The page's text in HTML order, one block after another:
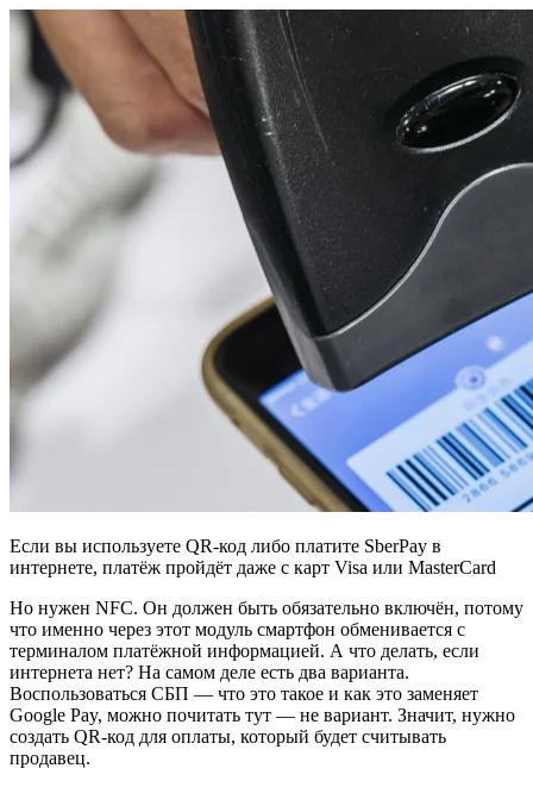
Если вы используете QR-код либо платите SberPay в
интернете, платёж пройдёт даже с карт Visa или MasterCard
Но нужен NFC. Он должен быть обязательно включён, потому
что именно через этот модуль смартфон обменивается с
терминалом платёжной информацией. А что делать, если
интернета нет? На самом деле есть два варианта.
Воспользоваться СБП — что это такое и как это заменяет
Google Pay, можно почитать тут — не вариант. Значит, нужно
создать QR-код для оплаты, который будет считывать
продавец.